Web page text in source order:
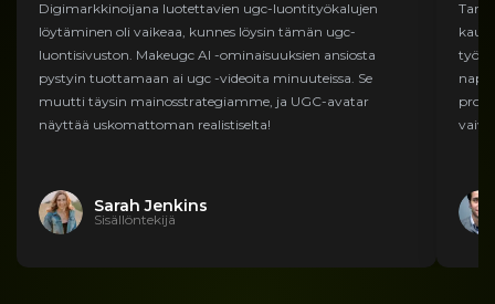
Digimarkkinoijana luotettavien ugc-luontityökalujen
löytäminen oli vaikeaa, kunnes löysin tämän ugc-
luontisivuston. Makeugc AI -ominaisuuksien ansiosta
pystyin tuottamaan ai ugc -videoita minuuteissa. Se
muutti täysin mainosstrategiamme, ja UGC-avatar
näyttää uskomattoman realistiselta!
Sarah Jenkins
Sisällöntekijä